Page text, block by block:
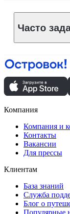
Часто
Компания
Компания и
Контакты
Вакансии
Для прессы
Клиентам
База знаний
Служба
Блог о
Популярные